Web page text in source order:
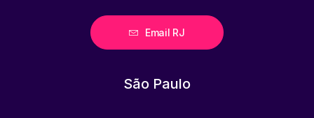
Email RJ
São Paulo